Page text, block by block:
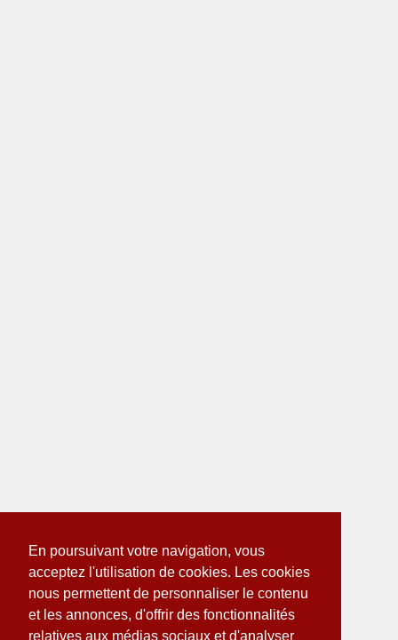
En poursuivant votre navigation, vous
acceptez l'utilisation de cookies. Les cookies
nous permettent de personnaliser le contenu
et les annonces, d'offrir des fonctionnalités
relatives aux médias sociaux et d'analyser